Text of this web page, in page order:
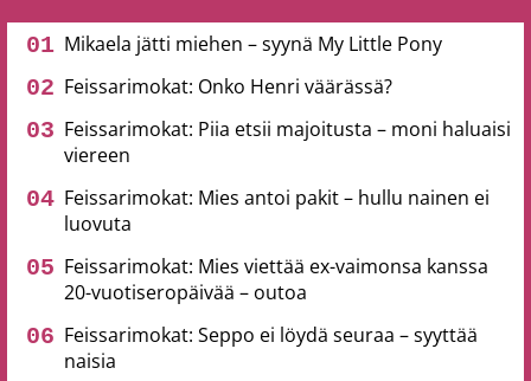
Mikaela jätti miehen – syynä My Little Pony
Feissarimokat: Onko Henri väärässä?
Feissarimokat: Piia etsii majoitusta – moni haluaisi
viereen
Feissarimokat: Mies antoi pakit – hullu nainen ei
luovuta
Feissarimokat: Mies viettää ex-vaimonsa kanssa
20-vuotiseropäivää – outoa
Feissarimokat: Seppo ei löydä seuraa – syyttää
naisia